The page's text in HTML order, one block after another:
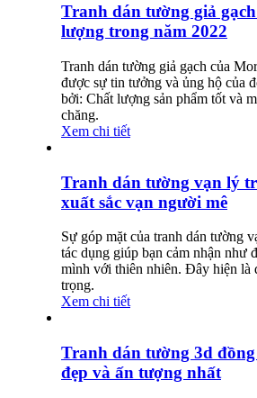
Tranh dán tường giả
lượng trong năm 2022
Tranh dán tường giả gạch của
được sự tin tưởng và ủng hộ của
bởi: Chất lượng sản phẩm tốt và
chăng.
Xem chi tiết
Tranh dán tường vạn lý
xuất sắc vạn người mê
Sự góp mặt của tranh dán tường
tác dụng giúp bạn cảm nhận như
mình với thiên nhiên. Đây hiện là
trọng.
Xem chi tiết
Tranh dán tường 3d
đẹp và ấn tượng nhất